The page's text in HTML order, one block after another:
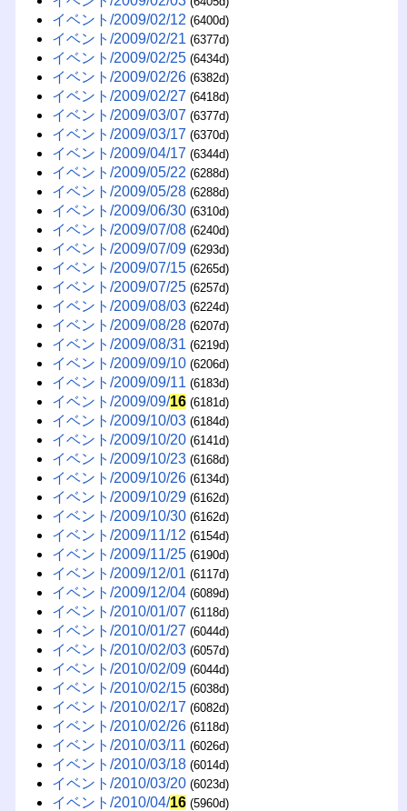
イベント/2009/02/12 (6400d)
イベント/2009/02/21 (6377d)
イベント/2009/02/25 (6434d)
イベント/2009/02/26 (6382d)
イベント/2009/02/27 (6418d)
イベント/2009/03/07 (6377d)
イベント/2009/03/17 (6370d)
イベント/2009/04/17 (6344d)
イベント/2009/05/22 (6288d)
イベント/2009/05/28 (6288d)
イベント/2009/06/30 (6310d)
イベント/2009/07/08 (6240d)
イベント/2009/07/09 (6293d)
イベント/2009/07/15 (6265d)
イベント/2009/07/25 (6257d)
イベント/2009/08/03 (6224d)
イベント/2009/08/28 (6207d)
イベント/2009/08/31 (6219d)
イベント/2009/09/10 (6206d)
イベント/2009/09/11 (6183d)
イベント/2009/09/16 (6181d)
イベント/2009/10/03 (6184d)
イベント/2009/10/20 (6141d)
イベント/2009/10/23 (6168d)
イベント/2009/10/26 (6134d)
イベント/2009/10/29 (6162d)
イベント/2009/10/30 (6162d)
イベント/2009/11/12 (6154d)
イベント/2009/11/25 (6190d)
イベント/2009/12/01 (6117d)
イベント/2009/12/04 (6089d)
イベント/2010/01/07 (6118d)
イベント/2010/01/27 (6044d)
イベント/2010/02/03 (6057d)
イベント/2010/02/09 (6044d)
イベント/2010/02/15 (6038d)
イベント/2010/02/17 (6082d)
イベント/2010/02/26 (6118d)
イベント/2010/03/11 (6026d)
イベント/2010/03/18 (6014d)
イベント/2010/03/20 (6023d)
イベント/2010/04/16 (5960d)